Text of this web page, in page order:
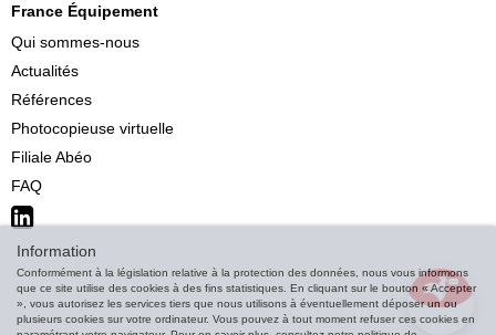
France Équipement
Qui sommes-nous
Actualités
Références
Photocopieuse virtuelle
Filiale Abéo
FAQ
Information
Conformément à la législation relative à la protection des données, nous vous informons
que ce site utilise des cookies à des fins statistiques. En cliquant sur le bouton « Accepter
», vous autorisez les services tiers que nous utilisons à éventuellement déposer un ou
plusieurs cookies sur votre ordinateur. Vous pouvez à tout moment refuser ces cookies en